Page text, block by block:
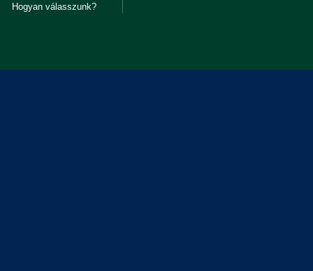
Hogyan válasszunk?